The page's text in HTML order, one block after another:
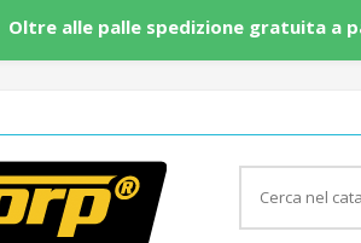
Oltre alle palle spedizione gratuita a